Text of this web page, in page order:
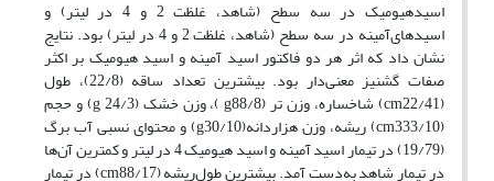
اسیدهیومیک در سه سطح (شاهد، غلظت 2 و 4 در لیتر) و
اسیدهای‌آمینه در سه سطح (شاهد، غلظت 2 و 4 در لیتر) بود. نتایج
نشان داد که اثر هر دو فاکتور اسید آمینه و اسید هیومیک بر اکثر
صفات گشنیز معنی‌دار بود. بیشترین تعداد ساقه (22/8)، طول
(cm22/41) شاخساره، وزن تر (g88/8 )، وزن خشک (g 24/3) و حجم
(cm333/10) ریشه، وزن هزاردانه(g30/10) و محتوای نسبی آب برگ
(19/79) در تیمار اسید آمینه و اسید هیومیک 4 در لیتر و کمترین آن‌ها
در تیمار شاهد به‌دست آمد. بیشترین طول‌ریشه (cm88/17) در تیمار